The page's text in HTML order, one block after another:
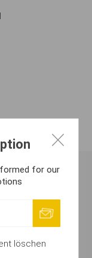
nové
karbonový
není jen
velkých
verze 2lbs vyla
for our
löschen